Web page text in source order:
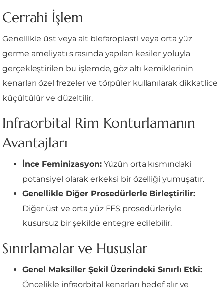
Cerrahi İşlem
Genellikle üst veya alt blefaroplasti veya orta yüz
germe ameliyatı sırasında yapılan kesiler yoluyla
gerçekleştirilen bu işlemde, göz altı kemiklerinin
kenarları özel frezeler ve törpüler kullanılarak dikkatlice
küçültülür ve düzeltilir.
Infraorbital Rim Konturlamanın
Avantajları
İnce Feminizasyon: Yüzün orta kısmındaki
potansiyel olarak erkeksi bir özelliği yumuşatır.
Genellikle Diğer Prosedürlerle Birleştirilir:
Diğer üst ve orta yüz FFS prosedürleriyle
kusursuz bir şekilde entegre edilebilir.
Sınırlamalar ve Hususlar
Genel Maksiller Şekil Üzerindeki Sınırlı Etki:
Öncelikle infraorbital kenarları hedef alır ve